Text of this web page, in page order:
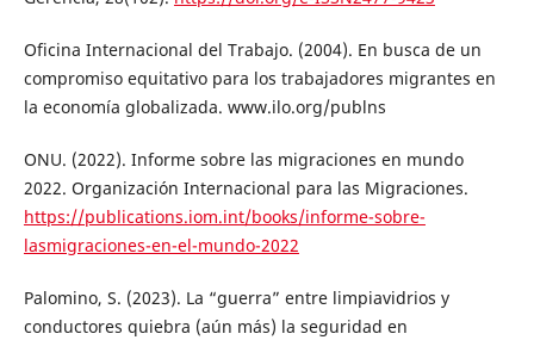
Oficina Internacional del Trabajo. (2004). En busca de un
compromiso equitativo para los trabajadores migrantes en
la economía globalizada. www.ilo.org/publns
ONU. (2022). Informe sobre las migraciones en mundo
2022. Organización Internacional para las Migraciones.
https://publications.iom.int/books/informe-sobre-
lasmigraciones-en-el-mundo-2022
Palomino, S. (2023). La “guerra” entre limpiavidrios y
conductores quiebra (aún más) la seguridad en